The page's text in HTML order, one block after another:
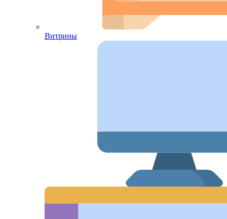
Витрины